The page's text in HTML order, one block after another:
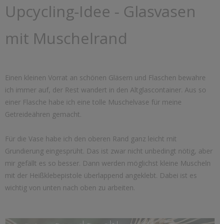
Upcycling-Idee - Glasvasen
mit Muschelrand
Einen kleinen Vorrat an schönen Gläsern und Flaschen bewahre
ich immer auf, der Rest wandert in den Altglascontainer. Aus so
einer Flasche habe ich eine tolle Muschelvase für meine
Getreideähren gemacht.
Für die Vase habe ich den oberen Rand ganz leicht mit
Grundierung eingesprüht. Das ist zwar nicht unbedingt nötig, aber
mir gefällt es so besser. Dann werden möglichst kleine Muscheln
mit der Heißklebepistole überlappend angeklebt. Dabei ist es
wichtig von unten nach oben zu arbeiten.